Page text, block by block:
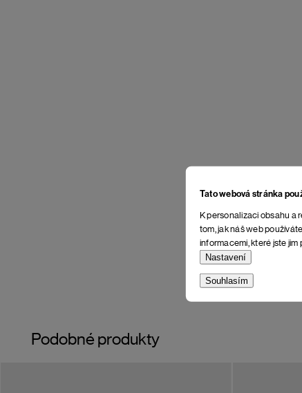
Tato webová stránka
K personalizaci obsahu a
tom, jak náš web
informacemi, které jste
Nastavení
Souhlasím
Podobné produkty